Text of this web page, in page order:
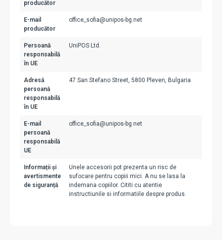
producător
E-mail
producător
office_sofia@unipos-bg.net
Persoană
responsabilă
în UE
UniPOS Ltd.
Adresă
persoană
responsabilă
în UE
47 San Stefano Street, 5800 Pleven, Bulgaria
E-mail
persoană
responsabilă
UE
office_sofia@unipos-bg.net
Informații și
avertismente
de siguranță
Unele accesorii pot prezenta un risc de
sufocare pentru copiii mici. A nu se lasa la
indemana copiilor. Cititi cu atentie
instructiunile si informatiile despre produs.